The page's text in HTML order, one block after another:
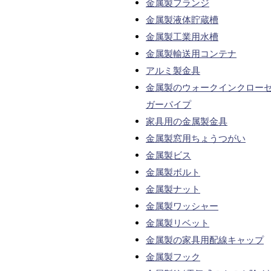
金属製フランジ
金属製液体貯蔵槽
金属製工業用水槽
金属製輸送用コンテナ
アルミ製金具
金属製のウォークインクロー
ガーパイプ
家具用の金属製金具
金属製窓用ちょうつがい
金属製ビス
金属製ボルト
金属製ナット
金属製ワッシャー
金属製リベット
金属製の家具用配線キャップ
金属製フック